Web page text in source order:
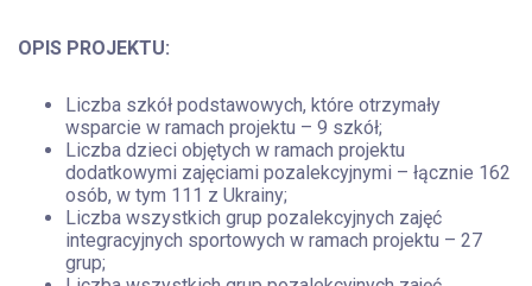
OPIS PROJEKTU:
Liczba szkół podstawowych, które otrzymały
wsparcie w ramach projektu – 9 szkół;
Liczba dzieci objętych w ramach projektu
dodatkowymi zajęciami pozalekcyjnymi – łącznie 162
osób, w tym 111 z Ukrainy;
Liczba wszystkich grup pozalekcyjnych zajęć
integracyjnych sportowych w ramach projektu – 27
grup;